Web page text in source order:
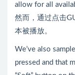
allow for all
然而，通过点击
本被播放。
We’ve also
pressed and that